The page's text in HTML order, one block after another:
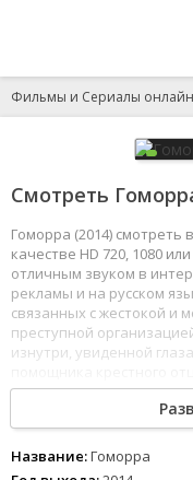
Фильмы и Сериалы онлайн
Смотреть
Гоморра (2014)
качестве HD 720, 1080
отличным звуком в
рекламы и на русском
связанных с жестокой и
преступной
изнутри, увиденной
12345 678
Название:Гоморра